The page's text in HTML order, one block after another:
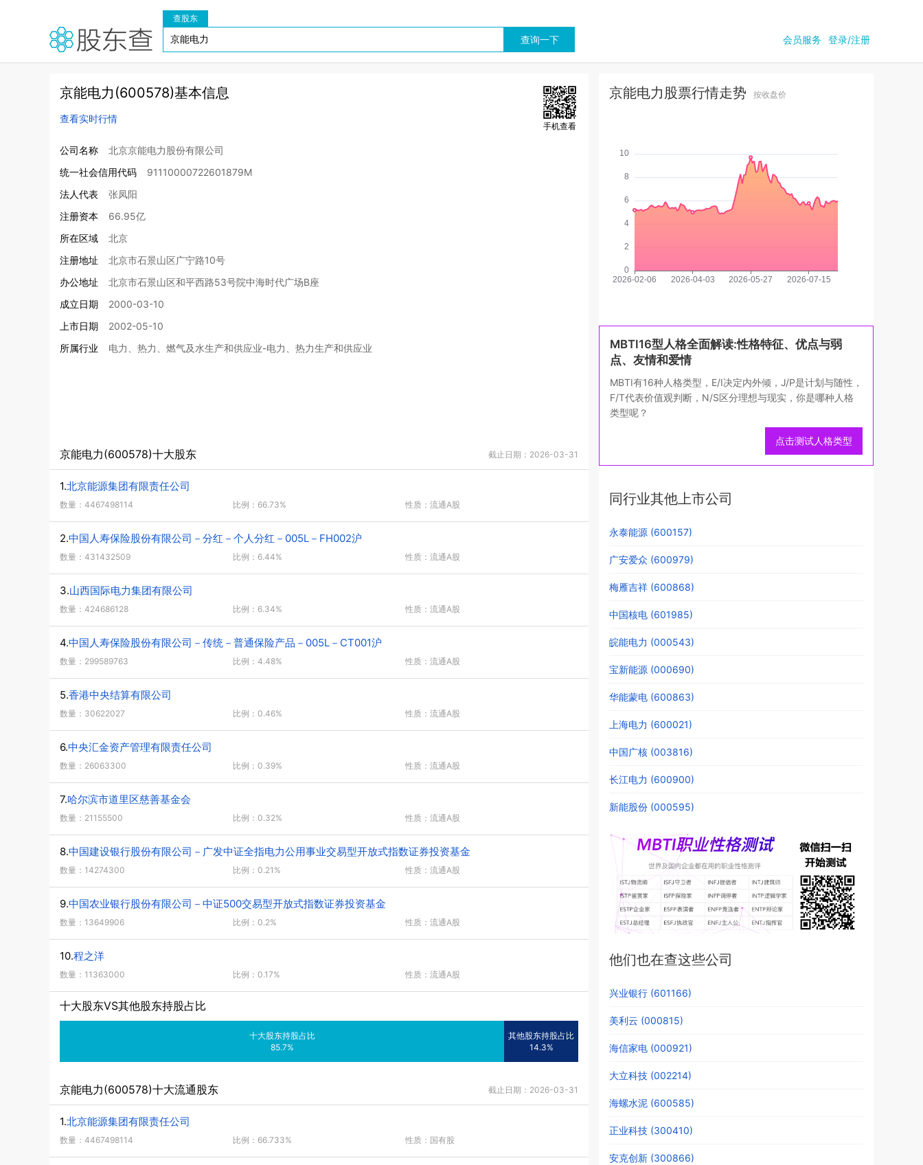
查股东
会员服务 登录/注册
京能电力(600578)基本信息
查看实时行情
公司名称
北京京能电力股份有限公司
统一社会信用代码
91110000722601879M
法人代表
张凤阳
注册资本
66.95亿
所在区域
北京
注册地址
北京市石景山区广宁路10号
办公地址
北京市石景山区和平西路53号院中海时代广场B座
成立日期
2000-03-10
上市日期
2002-05-10
所属行业
电力、热力、燃气及水生产和供应业-电力、热力生产和供应业
手机查看
京能电力(600578)十大股东 截止日期：2026-03-31
1.北京能源集团有限责任公司
数量：4467498114 比例：66.73% 性质：流通A股
2.中国人寿保险股份有限公司－分红－个人分红－005L－FH002沪
数量：431432509 比例：6.44% 性质：流通A股
3.山西国际电力集团有限公司
数量：424686128 比例：6.34% 性质：流通A股
4.中国人寿保险股份有限公司－传统－普通保险产品－005L－CT001沪
数量：299589763 比例：4.48% 性质：流通A股
5.香港中央结算有限公司
数量：30622027 比例：0.46% 性质：流通A股
6.中央汇金资产管理有限责任公司
数量：26063300 比例：0.39% 性质：流通A股
7.哈尔滨市道里区慈善基金会
数量：21155500 比例：0.32% 性质：流通A股
8.中国建设银行股份有限公司－广发中证全指电力公用事业交易型开放式指数证券投资基金
数量：14274300 比例：0.21% 性质：流通A股
9.中国农业银行股份有限公司－中证500交易型开放式指数证券投资基金
数量：13649906 比例：0.2% 性质：流通A股
10.程之洋
数量：11363000 比例：0.17% 性质：流通A股
十大股东VS其他股东持股占比
十大股东持股占比
85.7%
其他股东持股占比
14.3%
京能电力(600578)十大流通股东 截止日期：2026-03-31
1.北京能源集团有限责任公司
数量：4467498114 比例：66.733% 性质：国有股
京能电力股票行情走势 按收盘价
MBTI16型人格全面解读:性格特征、优点与弱
点、友情和爱情
MBTI有16种人格类型，E/I决定内外倾，J/P是计划与随性，
F/T代表价值观判断，N/S区分理想与现实，你是哪种人格
类型呢？
点击测试人格类型
同行业其他上市公司
永泰能源 (600157)
广安爱众 (600979)
梅雁吉祥 (600868)
中国核电 (601985)
皖能电力 (000543)
宝新能源 (000690)
华能蒙电 (600863)
上海电力 (600021)
中国广核 (003816)
长江电力 (600900)
新能股份 (000595)
他们也在查这些公司
兴业银行 (601166)
美利云 (000815)
海信家电 (000921)
大立科技 (002214)
海螺水泥 (600585)
正业科技 (300410)
安克创新 (300866)